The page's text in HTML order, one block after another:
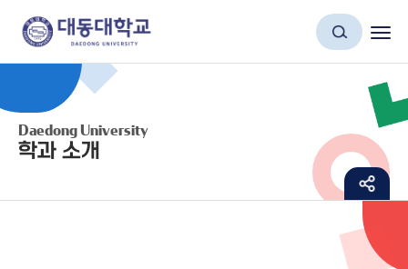
Daedong University
학과 소개